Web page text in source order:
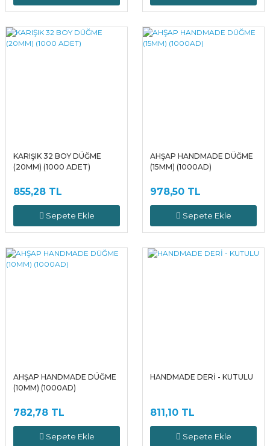
KARIŞIK 32 BOY DÜĞME
(20MM) (1000 ADET)
855,28 TL
Sepete Ekle
AHŞAP HANDMADE DÜĞME
(15MM) (1000AD)
978,50 TL
Sepete Ekle
AHŞAP HANDMADE DÜĞME
(10MM) (1000AD)
782,78 TL
Sepete Ekle
HANDMADE DERİ - KUTULU
811,10 TL
Sepete Ekle